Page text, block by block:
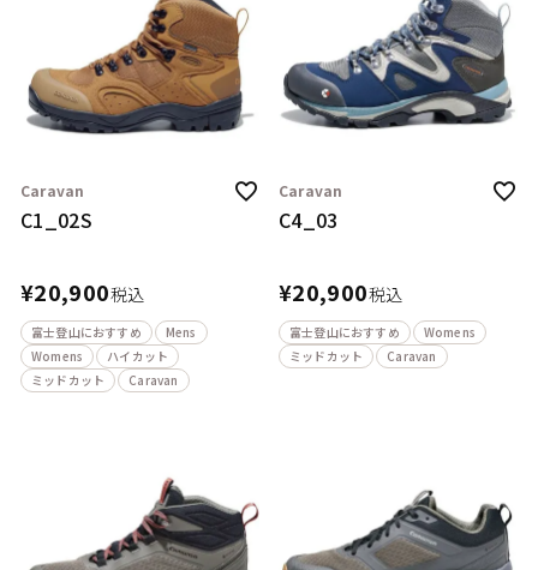
Caravan
C1_02S
¥20,900税込
富士登山におすすめ
Mens
Womens
ハイカット
ミッドカット
Caravan
Caravan
C4_03
¥20,900税込
富士登山におすすめ
Womens
ミッドカット
Caravan